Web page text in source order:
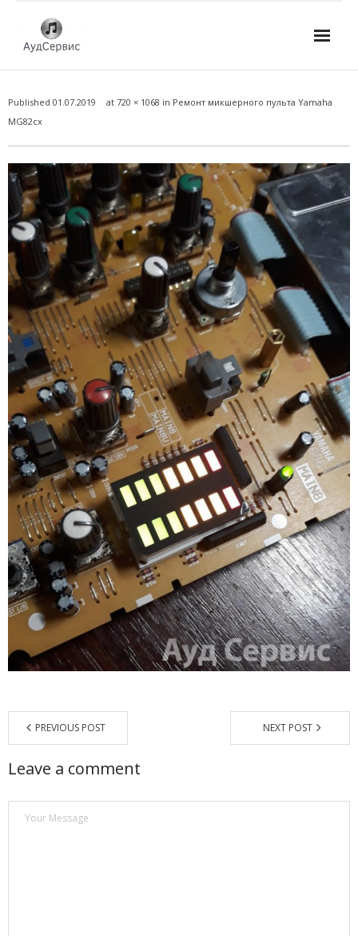
- Ремонт автомагнитол
- Ремонт микшерных пультов и консолей
- Ремонт активной акустики
- Ремонт домашних кинотеатров
- Ремонт музыкальных центров
- Ремонт аудио для клубов, ресторанов, школ
- Изготовление усилителей
Магазин
Наши работы
Отзывы
Гарантия
Доставка и оплата
Статьи
- Улучшение звучания усилителя: развеиваем мифы о
апгрейде
- Последствия любительской установки Bluetooth модуля.
Реальный случай
инсталляции
- Покупка усилителя после апгрейда. Случай с Амфитоном
- Конфигурирование и настройка акустических систем для
- Улучшаем звучание — подготовка помещения для
Published 01.07.2019 at 720 × 1068 in Ремонт микшерного пульта Yamaha
MG82cx
PREVIOUS POST NEXT POST
Leave a comment